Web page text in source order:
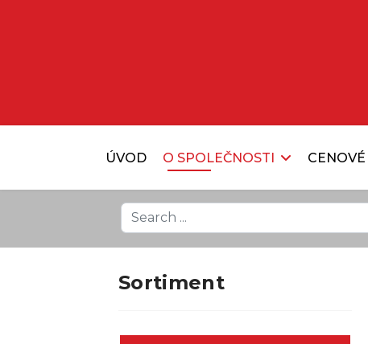
ÚVOD O SPOLEČNOSTI
Search
...
Sortiment